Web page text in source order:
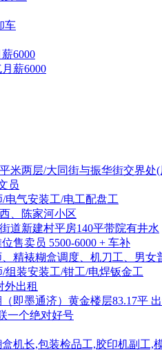
车
6000
薪6000
米两层/大同街与振华街交界处
员
/电气安装工/电工配盘工
、陈家河小区
道新建村平房140平带院有井水
售卖员 5500-6000 + 车补
精裱糊盒调度、机刀工、男女
/组装安装工/钳工/电焊钣金工
外出租
即墨通济）黄金楼层83.17平
一个绝对好号
机长,包装检品工,胶印机副工,